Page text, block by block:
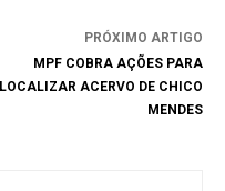
PRÓXIMO ARTIGO
MPF COBRA AÇÕES PARA
LOCALIZAR ACERVO DE CHICO
MENDES